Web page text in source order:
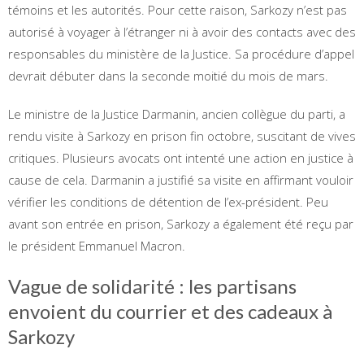
témoins et les autorités. Pour cette raison, Sarkozy n’est pas
autorisé à voyager à l’étranger ni à avoir des contacts avec des
responsables du ministère de la Justice. Sa procédure d’appel
devrait débuter dans la seconde moitié du mois de mars.
Le ministre de la Justice Darmanin, ancien collègue du parti, a
rendu visite à Sarkozy en prison fin octobre, suscitant de vives
critiques. Plusieurs avocats ont intenté une action en justice à
cause de cela. Darmanin a justifié sa visite en affirmant vouloir
vérifier les conditions de détention de l’ex-président. Peu
avant son entrée en prison, Sarkozy a également été reçu par
le président Emmanuel Macron.
Vague de solidarité : les partisans
envoient du courrier et des cadeaux à
Sarkozy